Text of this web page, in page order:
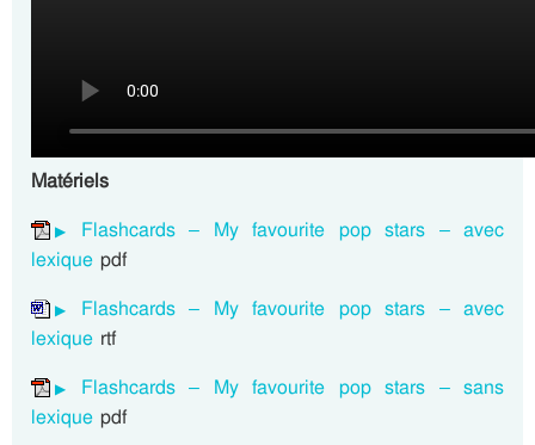
Matériels
Flashcards – My favourite pop stars – avec
lexique pdf
Flashcards – My favourite pop stars – avec
lexique rtf
Flashcards – My favourite pop stars – sans
lexique pdf